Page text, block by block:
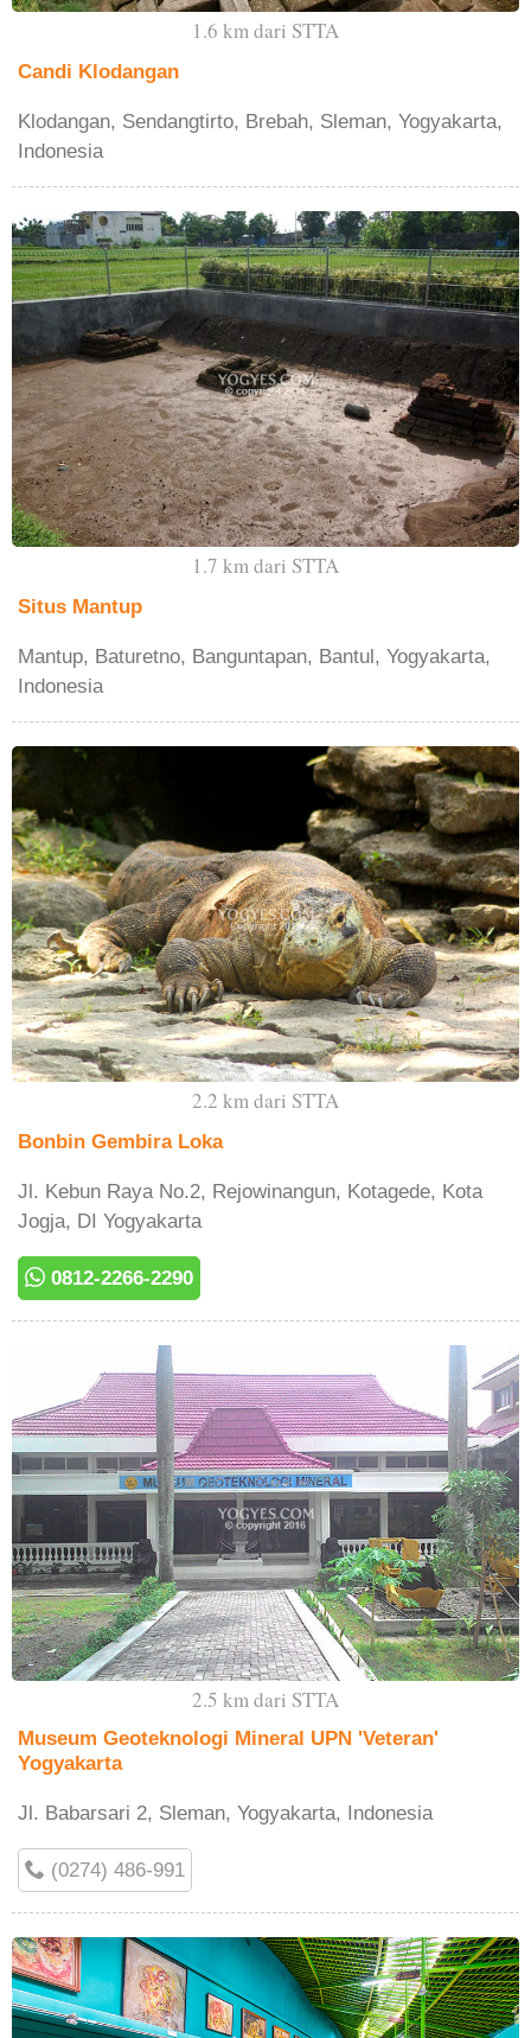
1.6 km dari STTA
Candi Klodangan
Klodangan, Sendangtirto, Brebah, Sleman, Yogyakarta,
Indonesia
1.7 km dari STTA
Situs Mantup
Mantup, Baturetno, Banguntapan, Bantul, Yogyakarta,
Indonesia
2.2 km dari STTA
Bonbin Gembira Loka
Jl. Kebun Raya No.2, Rejowinangun, Kotagede, Kota
Jogja, DI Yogyakarta
0812-2266-2290
2.5 km dari STTA
Museum Geoteknologi Mineral UPN 'Veteran'
Yogyakarta
Jl. Babarsari 2, Sleman, Yogyakarta, Indonesia
(0274) 486-991